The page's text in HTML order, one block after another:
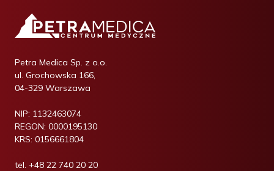
Petra Medica Sp. z o.o.
ul. Grochowska 166,
04-329 Warszawa
NIP: 1132463074
REGON: 0000195130
KRS: 0156661804
tel. +48 22 740 20 20